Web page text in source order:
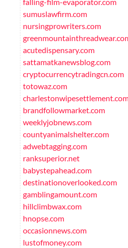
sumuslawfirm.com
nursingprowriters.com
acutedispensary.com
sattamatkanewsblog.com
cryptocurrencytradingcn.com
totowaz.com
brandfollowmarket.com
weeklyjobnews.com
countyanimalshelter.com
adwebtagging.com
ranksuperior.net
babystepahead.com
destinationoverlooked.com
gamblingamount.com
hillclimbwax.com
hnopse.com
occasionnews.com
lustofmoney.com